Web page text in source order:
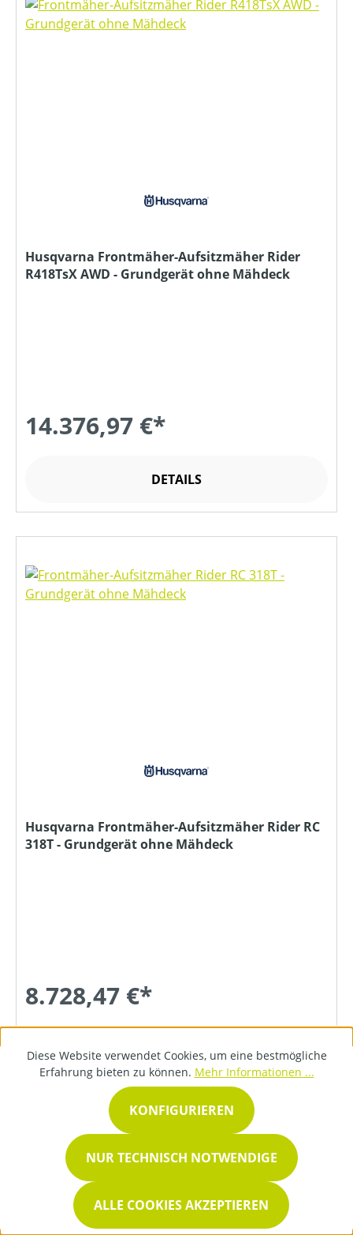
Husqvarna Frontmäher-Aufsitzmäher Rider
R418TsX AWD - Grundgerät ohne Mähdeck
14.376,97 €*
DETAILS
Husqvarna Frontmäher-Aufsitzmäher Rider RC
318T - Grundgerät ohne Mähdeck
8.728,47 €*
DETAILS
Diese Website verwendet Cookies, um eine bestmögliche
Erfahrung bieten zu können. Mehr Informationen ...
NUR TECHNISCH NOTWENDIGE
KONFIGURIEREN
ALLE COOKIES AKZEPTIEREN